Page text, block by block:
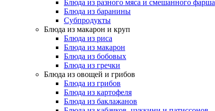
Блюда из разного мяса и смешанного фарша
Блюда из баранины
Субпродукты
Блюда из макарон и круп
Блюда из риса
Блюда из макарон
Блюда из бобовых
Блюда из гречки
Блюда из овощей и грибов
Блюда из грибов
Блюда из картофеля
Блюда из баклажанов